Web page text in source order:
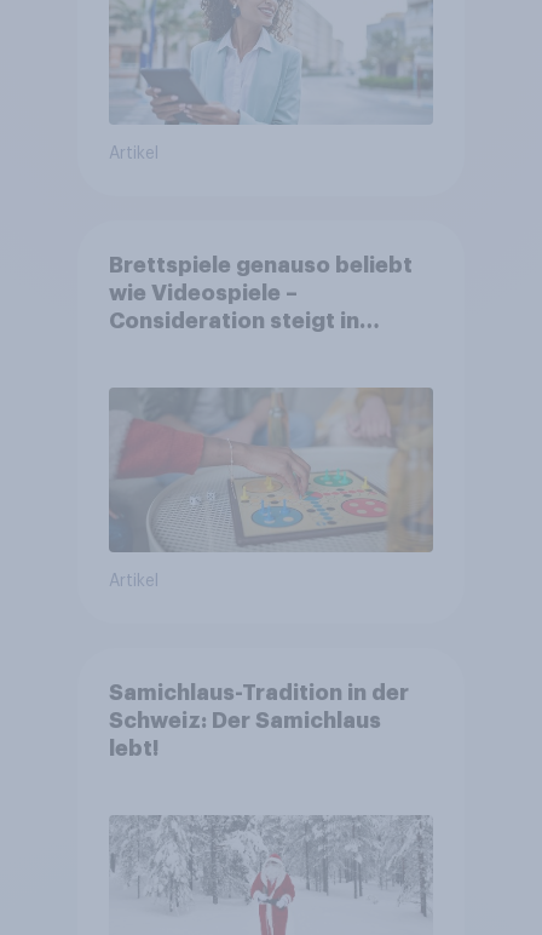
Artikel
Brettspiele genauso beliebt
wie Videospiele –
Consideration steigt in
Artikel
Samichlaus-Tradition in der
Schweiz: Der Samichlaus
lebt!